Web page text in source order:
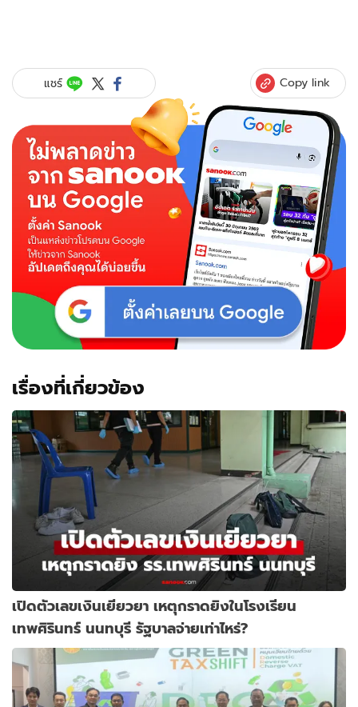
แชร์ Copy link
เรื่องที่เกี่ยวข้อง
เปิดตัวเลขเงินเยียวยา เหตุกราดยิงในโรงเรียน
เทพศิรินทร์ นนทบุรี รัฐบาลจ่ายเท่าไหร่?